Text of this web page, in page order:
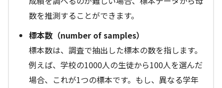
数を推測することができます。
標本数（number of samples）
標本数は、調査で抽出した標本の数を指します。
例えば、学校の1000人の生徒から100人を選んだ
場合、これが1つの標本です。もし、異なる学年